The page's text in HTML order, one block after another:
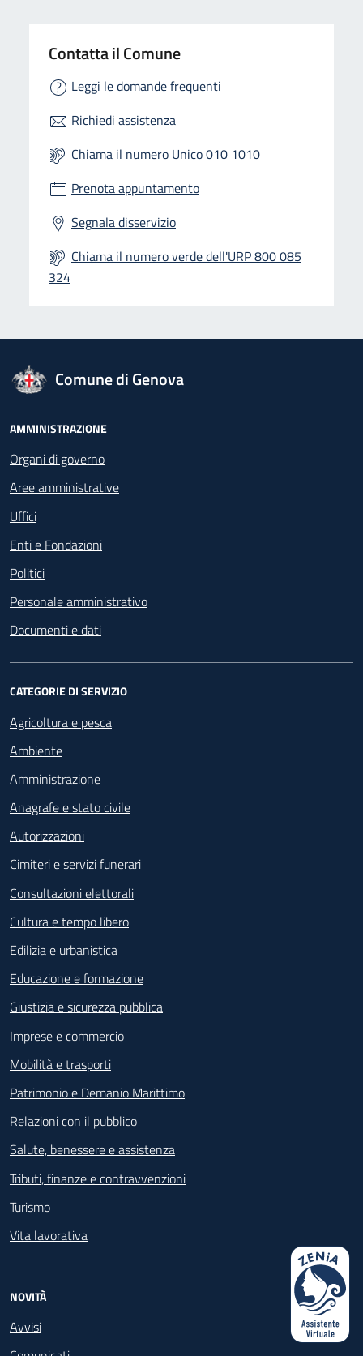
Contatta il Comune
Leggi le domande frequenti
Richiedi assistenza
Chiama il numero Unico 010 1010
Prenota appuntamento
Segnala disservizio
Chiama il numero verde dell'URP 800 085
324
logo Unione Europea
Comune di Genova
Footer - Navigazione
AMMINISTRAZIONE
Organi di governo
Aree amministrative
Uffici
Enti e Fondazioni
Politici
Personale amministrativo
Documenti e dati
CATEGORIE DI SERVIZIO
Agricoltura e pesca
Ambiente
Amministrazione
Anagrafe e stato civile
Autorizzazioni
Cimiteri e servizi funerari
Consultazioni elettorali
Cultura e tempo libero
Edilizia e urbanistica
Educazione e formazione
Giustizia e sicurezza pubblica
Imprese e commercio
Mobilità e trasporti
Patrimonio e Demanio Marittimo
Relazioni con il pubblico
Salute, benessere e assistenza
Tributi, finanze e contravvenzioni
Turismo
Vita lavorativa
NOVITÀ
Avvisi